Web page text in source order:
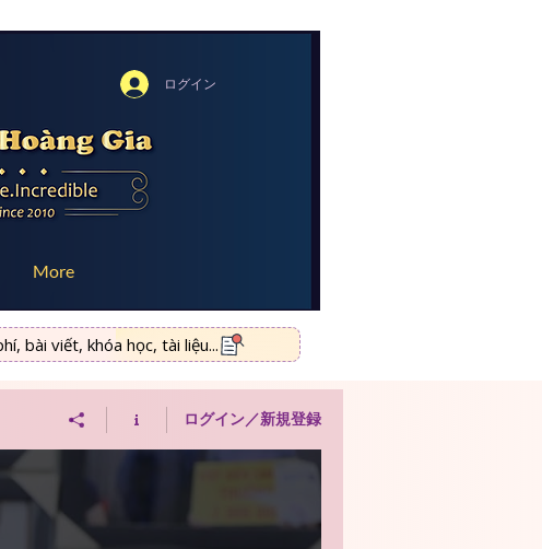
ログイン
More
bài viết, khóa học, tài liệu...
ログイン／新規登録